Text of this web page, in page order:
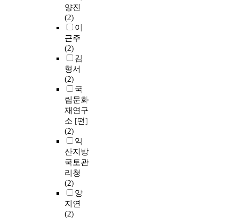
양진
(2)
이
근주
(2)
김
형서
(2)
국
립문화
재연구
소 [편]
(2)
익
산지방
국토관
리청
(2)
양
지연
(2)